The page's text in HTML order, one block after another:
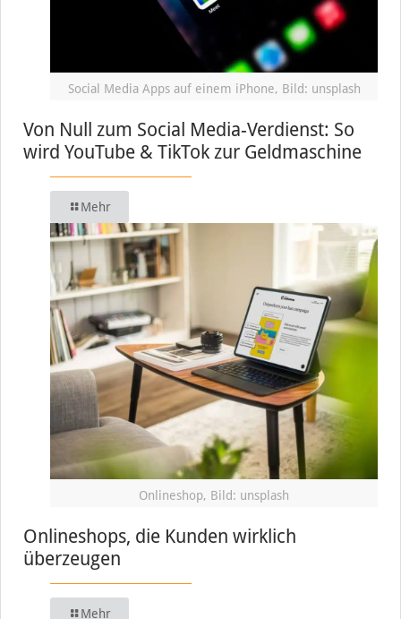
Social Media Apps auf einem iPhone, Bild: unsplash
Von Null zum Social Media-Verdienst: So
wird YouTube & TikTok zur Geldmaschine
Mehr
Onlineshop, Bild: unsplash
Onlineshops, die Kunden wirklich
überzeugen
Mehr